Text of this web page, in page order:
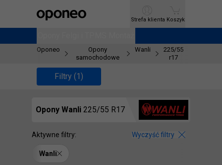
Ctrl M
Strefa klienta
Strefa klienta Koszyk
Koszyk
Oponeo
Opony
samochodowe
Wanli
225/55
r17
Filtry (1)
Opony Wanli 225/55 R17
Wanli
Aktywne filtry: Wyczyść filtry